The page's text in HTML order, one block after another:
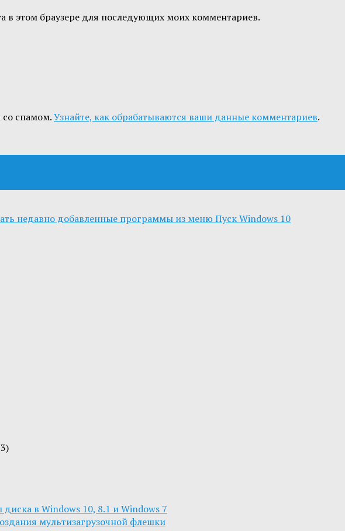
в этом браузере для последующих моих комментариев.
со спамом.Узнайте, как обрабатываются ваши данные комментариев.
недавно добавленные программы из меню Пуск Windows 10
в Windows 10, 8.1 и Windows 7
мультизагрузочной флешки